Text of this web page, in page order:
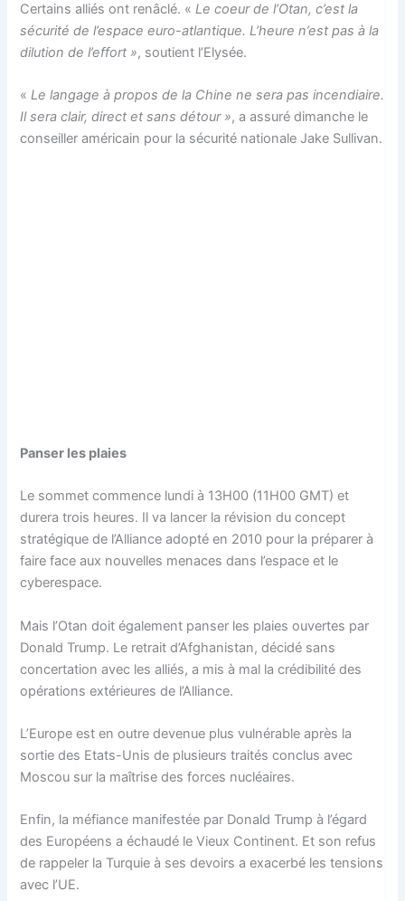
Certains alliés ont renâclé. «Le coeur de l’Otan, c’est la
sécurité de l’espace euro-atlantique. L’heure n’est pas à la
dilution de l’effort », soutient l’Elysée.
«Le langage à propos de la Chine ne sera pas incendiaire.
Il sera clair, direct et sans détour », a assuré dimanche le
conseiller américain pour la sécurité nationale Jake Sullivan.
Panser les plaies
Le sommet commence lundi à 13H00 (11H00 GMT) et
durera trois heures. Il va lancer la révision du concept
stratégique de l’Alliance adopté en 2010 pour la préparer à
faire face aux nouvelles menaces dans l’espace et le
cyberespace.
Mais l’Otan doit également panser les plaies ouvertes par
Donald Trump. Le retrait d’Afghanistan, décidé sans
concertation avec les alliés, a mis à mal la crédibilité des
opérations extérieures de l’Alliance.
L’Europe est en outre devenue plus vulnérable après la
sortie des Etats-Unis de plusieurs traités conclus avec
Moscou sur la maîtrise des forces nucléaires.
Enfin, la méfiance manifestée par Donald Trump à l’égard
des Européens a échaudé le Vieux Continent. Et son refus
de rappeler la Turquie à ses devoirs a exacerbé les tensions
avec l’UE.